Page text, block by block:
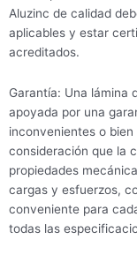
Aluzinc de calidad
aplicables y estar
acreditados.
Garantía: Una lámina
apoyada por una
inconvenientes o
consideración que la
propiedades
cargas y esfuerzos,
conveniente para
todas las